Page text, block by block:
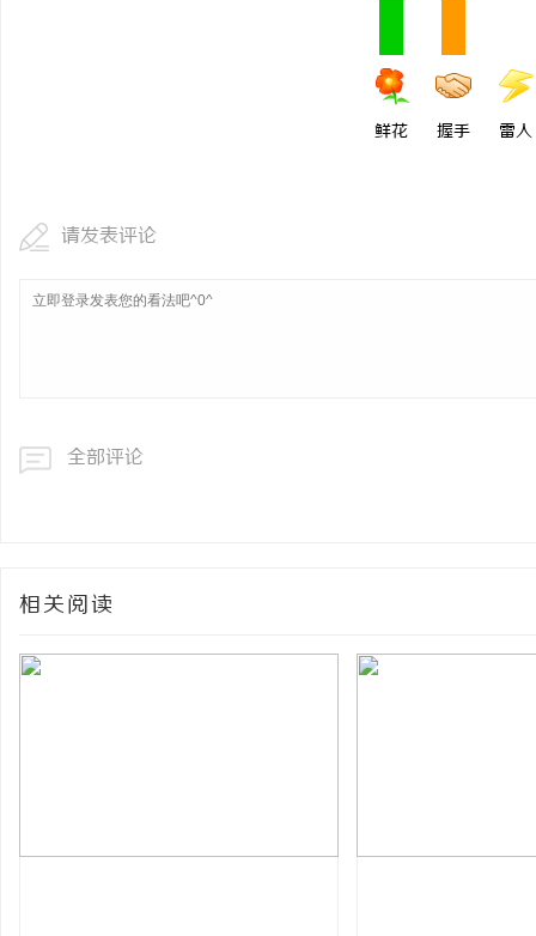
鲜花 握手 雷人
请发表评论
全部评论
相关阅读